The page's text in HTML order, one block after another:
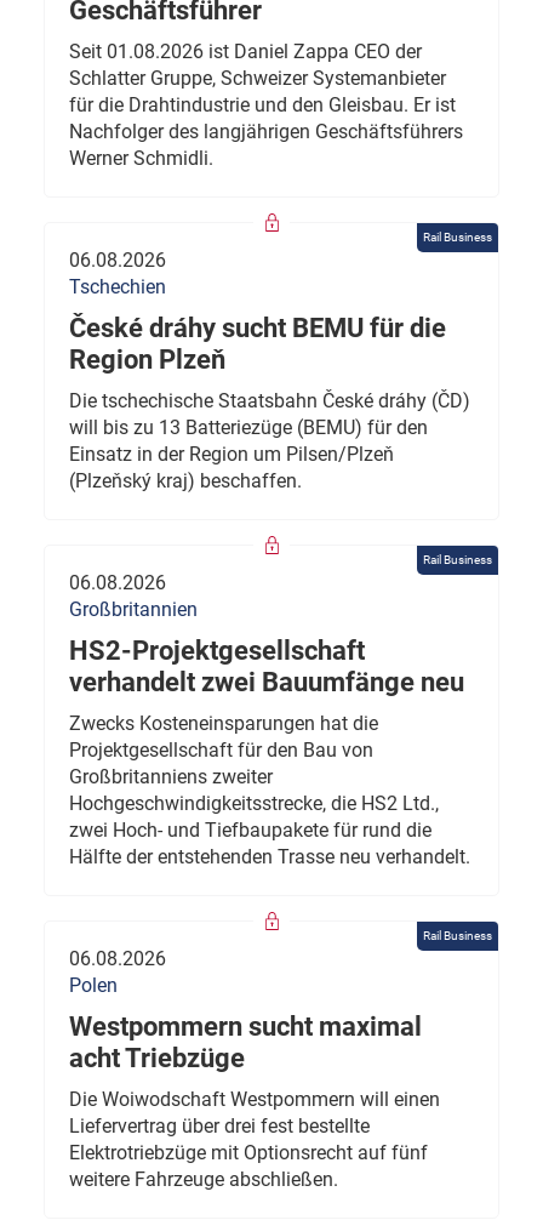
Geschäftsführer
Seit 01.08.2026 ist Daniel Zappa CEO der
Schlatter Gruppe, Schweizer Systemanbieter
für die Drahtindustrie und den Gleisbau. Er ist
Nachfolger des langjährigen Geschäftsführers
Werner Schmidli.
Rail Business
06.08.2026
Tschechien
České dráhy sucht BEMU für die
Region Plzeň
Die tschechische Staatsbahn České dráhy (ČD)
will bis zu 13 Batteriezüge (BEMU) für den
Einsatz in der Region um Pilsen/Plzeň
(Plzeňský kraj) beschaffen.
Rail Business
06.08.2026
Großbritannien
HS2-Projektgesellschaft
verhandelt zwei Bauumfänge neu
Zwecks Kosteneinsparungen hat die
Projektgesellschaft für den Bau von
Großbritanniens zweiter
Hochgeschwindigkeitsstrecke, die HS2 Ltd.,
zwei Hoch- und Tiefbaupakete für rund die
Hälfte der entstehenden Trasse neu verhandelt.
Rail Business
06.08.2026
Polen
Westpommern sucht maximal
acht Triebzüge
Die Woiwodschaft Westpommern will einen
Liefervertrag über drei fest bestellte
Elektrotriebzüge mit Optionsrecht auf fünf
weitere Fahrzeuge abschließen.